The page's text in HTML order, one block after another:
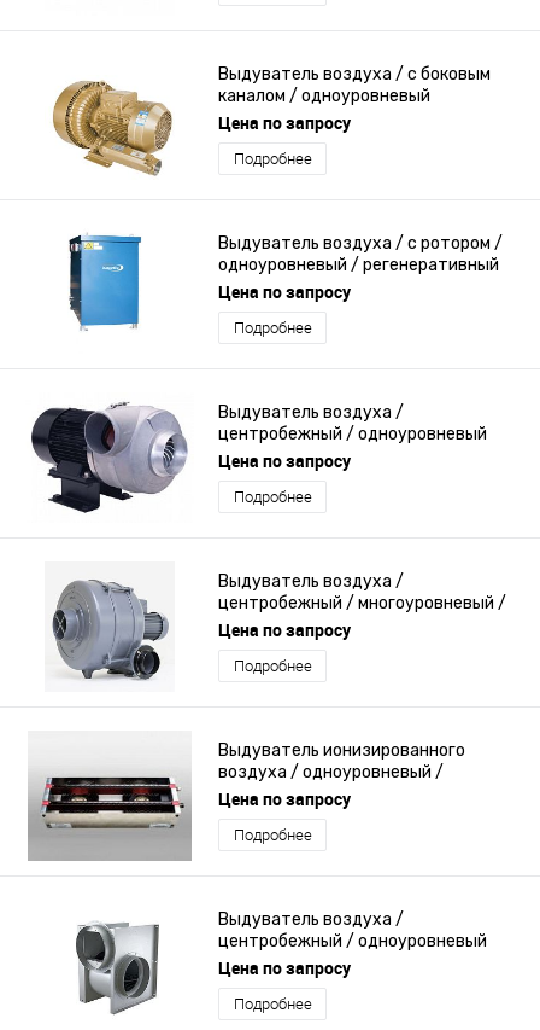
Выдуватель воздуха / с боковым
каналом / одноуровневый
Цена по запросу
Подробнее
Выдуватель воздуха / с ротором /
одноуровневый / регенеративный
Цена по запросу
Подробнее
Выдуватель воздуха /
центробежный / одноуровневый
Цена по запросу
Подробнее
Выдуватель воздуха /
центробежный / многоуровневый /
высокое давление
Цена по запросу
Подробнее
Выдуватель ионизированного
воздуха / одноуровневый /
антистатический
Цена по запросу
Подробнее
Выдуватель воздуха /
центробежный / одноуровневый
Цена по запросу
Подробнее